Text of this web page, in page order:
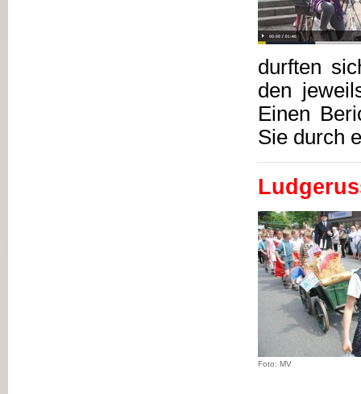
durften
den
Einen
Sie durch
Foto: MV